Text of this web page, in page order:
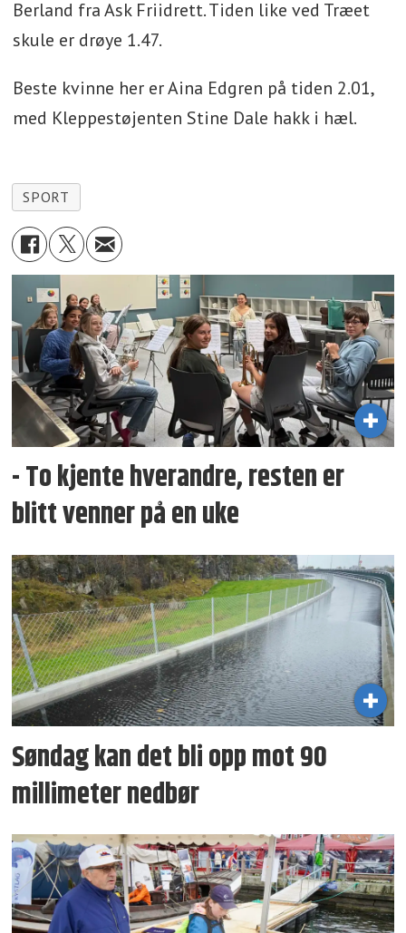
Berland fra Ask Friidrett. Tiden like ved Træet
skule er drøye 1.47.
Beste kvinne her er Aina Edgren på tiden 2.01,
med Kleppestøjenten Stine Dale hakk i hæl.
SPORT
- To kjente hverandre, resten er
blitt venner på en uke
Søndag kan det bli opp mot 90
millimeter nedbør